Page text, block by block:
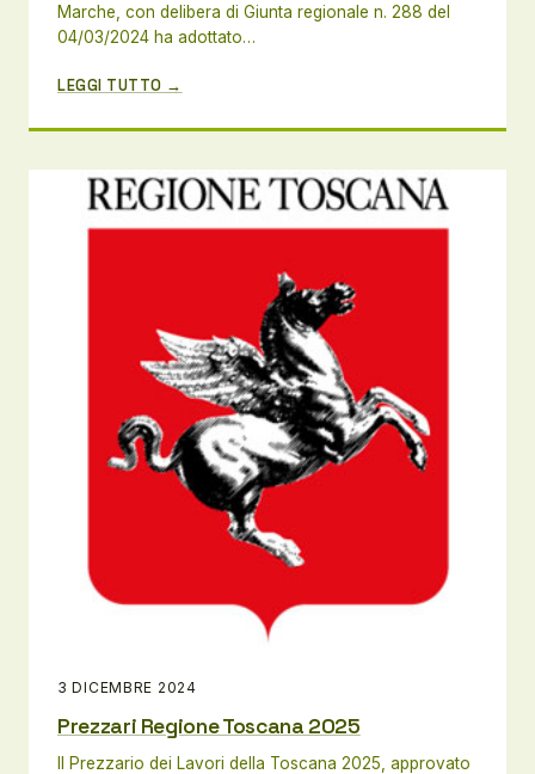
Marche, con delibera di Giunta regionale n. 288 del
04/03/2024 ha adottato…
LEGGI TUTTO →
3 DICEMBRE 2024
Prezzari Regione Toscana 2025
Il Prezzario dei Lavori della Toscana 2025, approvato